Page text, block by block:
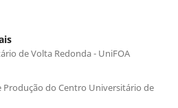
de Volta Redonda - UniFOA
Produção do Centro Universitário de